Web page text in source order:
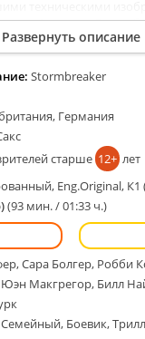
мира. Смотреть
в хорошем качестве
языке и на любых
Развернуть описание
Stormbreaker
Германия
старше 12+ лет
Eng.Original, К1
(93 мин. / 01:33 ч.)
Сара Болгер, Робби
Макгрегор, Билл
Боевик,